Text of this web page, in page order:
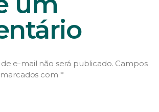
e-mail não será publicado. Campos
com *